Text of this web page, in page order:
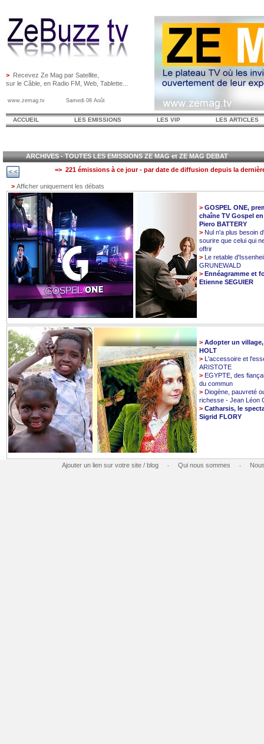
> Recevez Ze Mag par Satellite,
sur le Câble, en Radio FM, Web, Tablette...
www.zemag.tv Samedi 08 Août
ACCUEIL LES EMISSIONS LES VIP LES ARTICLES
ARCHIVES - TOUTES LES EMISSIONS ZE MAG et ZE MAG DEBAT
=> 221 émissions à ce jour - par date de diffusion depuis la
> Afficher uniquement les débats
> GOSPEL ONE,
chaîne TV Gospel
Piero BATTERY
> Nul n'a plus besoin
sourire que celui qui
offrir
> Le retable
GRUNEWALD
> Ennéagramme et
Etienne SEGUIER
> Adopter un
HOLT
> L'accessoire et
ARISTOTE
> EGYPTE, des
du commun
> Diogène, pauvreté
richesse - Jean Léon
> Catharsis, le
Sigrid FLORY
Ajouter un lien sur votre site / blog - Qui nous sommes -